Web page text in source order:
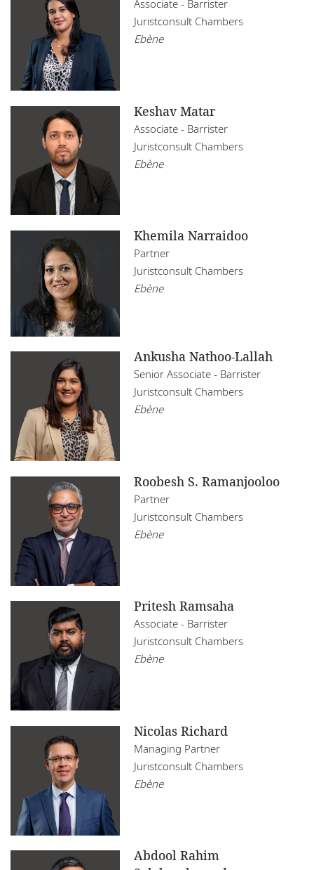
Associate - Barrister
Juristconsult Chambers
Ebène
Keshav Matar
Associate - Barrister
Juristconsult Chambers
Ebène
Khemila Narraidoo
Partner
Juristconsult Chambers
Ebène
Ankusha Nathoo-Lallah
Senior Associate - Barrister
Juristconsult Chambers
Ebène
Roobesh S. Ramanjooloo
Partner
Juristconsult Chambers
Ebène
Pritesh Ramsaha
Associate - Barrister
Juristconsult Chambers
Ebène
Nicolas Richard
Managing Partner
Juristconsult Chambers
Ebène
Abdool Rahim